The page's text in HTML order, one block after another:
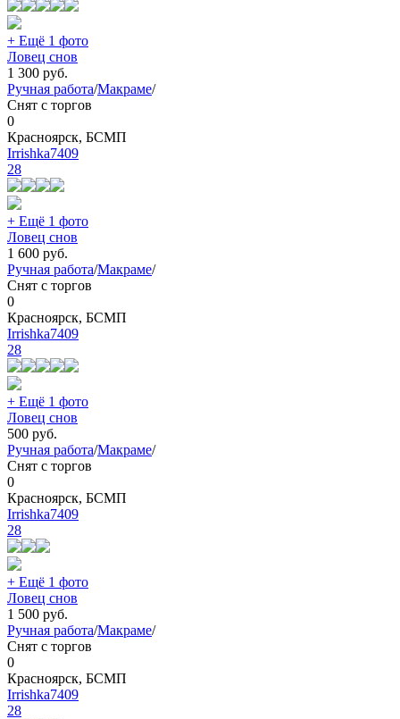
+ Ещё 1 фото
Ловец снов
1 300 руб.
Ручная работа/Макраме/
Снят с торгов
0
Красноярск, БСМП
Irrishka7409
28
+ Ещё 1 фото
Ловец снов
1 600 руб.
Ручная работа/Макраме/
Снят с торгов
0
Красноярск, БСМП
Irrishka7409
28
+ Ещё 1 фото
Ловец снов
500 руб.
Ручная работа/Макраме/
Снят с торгов
0
Красноярск, БСМП
Irrishka7409
28
+ Ещё 1 фото
Ловец снов
1 500 руб.
Ручная работа/Макраме/
Снят с торгов
0
Красноярск, БСМП
Irrishka7409
28